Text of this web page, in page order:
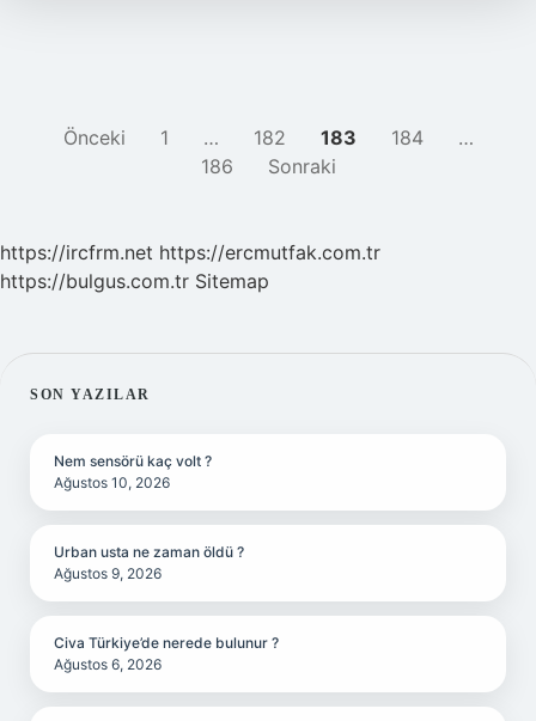
YAZI
SAYFALAMASI
Önceki 1 … 182 183 184
…
186
Sonraki
https://ircfrm.net https://ercmutfak.com.tr
https://bulgus.com.tr Sitemap
SIDEBAR
SON YAZILAR
Nem sensörü kaç volt ?
Ağustos 10, 2026
Urban usta ne zaman öldü ?
Ağustos 9, 2026
Civa Türkiye’de nerede bulunur ?
Ağustos 6, 2026